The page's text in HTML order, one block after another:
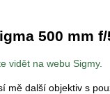
500 mm f/
vidět na webu Sigmy.
mě další objektiv s